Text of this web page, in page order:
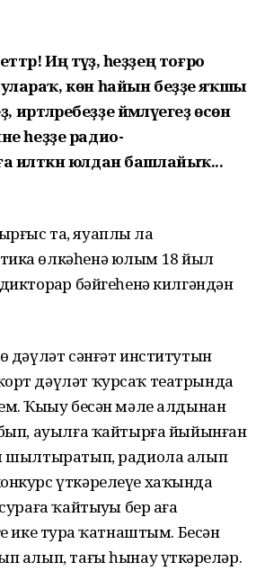
Иң тәүҙә, һеҙҙең тоғро
көн һайын беҙҙе яҡшы
иртәлә­ребеҙҙе йәмләүегеҙ өсөн
һеҙҙе радио­
илткән юлдан башлайыҡ...
та, яуаплы ла
өлкәһенә юлым 18 йыл
бәйгеһенә килгәндән
дәүләт сәнғәт институтын
дәүләт ҡурсаҡ театрында
Ҡыҙыу бесән мәле алдынан
ауылға ҡайтырға йыйынған
шылтыратып, радиола алып
үткәрелеүе хаҡында
ҡайтыуҙы бер аҙға
ике турҙа ҡатнаштым. Бесән
алып, тағы һынау үткәрҙеләр.